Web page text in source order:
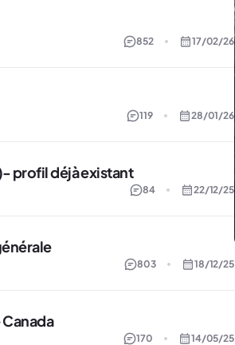
852 17/02/26
119 28/01/26
profil déjà existant
84 22/12/25
803 18/12/25
170 14/05/25